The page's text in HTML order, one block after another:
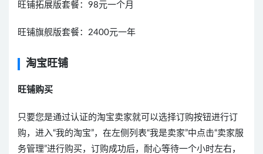
旺铺拓展版套餐：98元一个月
旺铺旗舰版套餐：2400元一年
淘宝旺铺
旺铺购买
只要您是通过认证的淘宝卖家就可以选择订购按钮进行订
购，进入“我的淘宝”，在左侧列表“我是卖家”中点击“卖家服
务管理”进行购买，订购成功后，耐心等待一个小时左右，